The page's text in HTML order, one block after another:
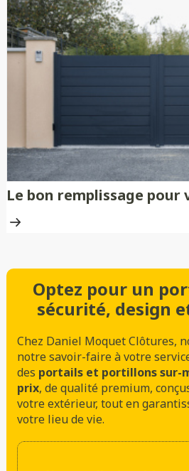
Le bon remplissage
Optez pour un
sécurité, design
Chez Daniel Moquet Clôtures,
notre savoir-faire à votre
des portails et portillons sur-
prix, de qualité premium,
votre extérieur, tout en
votre lieu de vie.